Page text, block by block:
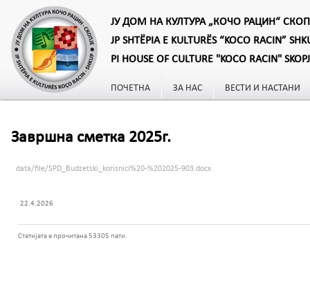
ЈУ ДОМ НА КУЛТУРА „КОЧО РАЦИН“
JP SHTËPIA E KULTURËS “KOCO RACIN”
PI HOUSE OF CULTURE "KOCO RACIN"
ПОЧЕТНА ЗА НАС ВЕСТИ И НАСТАНИ
Завршна сметка 2025г.
data/file/SPD_Budzetski_korisnici%20-%202025-903.docx
22.4.2026
Статијата е прочитана 53305 пати.